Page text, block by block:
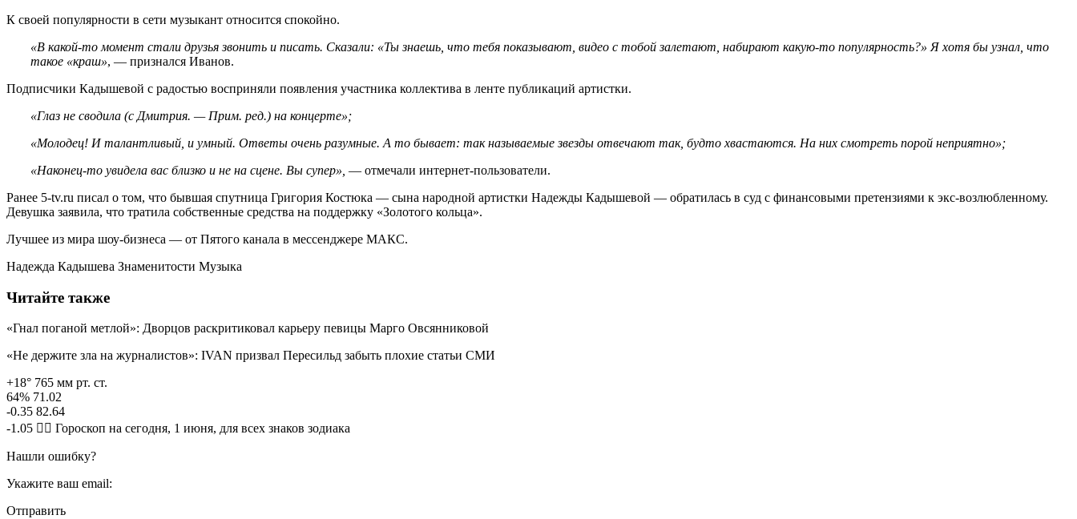
К своей популярности в сети музыкант относится спокойно.
«В какой-то момент стали друзья звонить и писать. Сказали: «Ты знаешь, что тебя показывают, видео с тобой залетают, набирают какую-то популярность?» Я хотя бы узнал, что
такое «краш», — признался Иванов.
Подписчики Кадышевой с радостью восприняли появления участника коллектива в ленте публикаций артистки.
«Глаз не сводила (с Дмитрия. — Прим. ред.) на концерте»;
«Молодец! И талантливый, и умный. Ответы очень разумные. А то бывает: так называемые звезды отвечают так, будто хвастаются. На них смотреть порой неприятно»;
«Наконец-то увидела вас близко и не на сцене. Вы супер», — отмечали интернет-пользователи.
Ранее 5-tv.ru писал о том, что бывшая спутница Григория Костюка — сына народной артистки Надежды Кадышевой — обратилась в суд с финансовыми претензиями к экс-возлюбленному.
Девушка заявила, что тратила собственные средства на поддержку «Золотого кольца».
Лучшее из мира шоу-бизнеса — от Пятого канала в мессенджере МАКС.
Надежда Кадышева Знаменитости Музыка
Читайте также
«Гнал поганой метлой»: Дворцов раскритиковал карьеру певицы Марго Овсянниковой
«Не держите зла на журналистов»: IVAN призвал Пересильд забыть плохие статьи СМИ
+18° 765 мм рт. ст.
64% 71.02
-0.35 82.64
-1.05 🧙‍♀ Гороскоп на сегодня, 1 июня, для всех знаков зодиака
Нашли ошибку?
Укажите ваш email:
Отправить